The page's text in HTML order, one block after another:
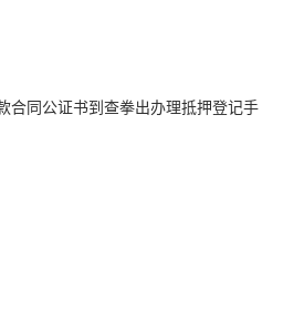
合同公证书到查拳出办理抵押登记手